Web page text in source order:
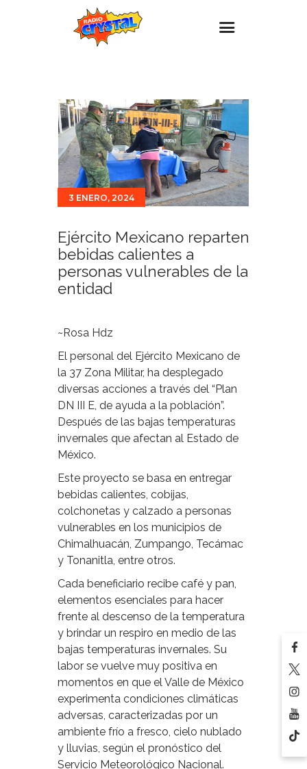
Estaciones
Eventos
Promociones
Noticias
Para ti
3 ENERO, 2024
Ejército Mexicano reparten
bebidas calientes a
personas vulnerables de la
entidad
~Rosa Hdz
El personal del Ejército Mexicano de
la 37 Zona Militar, ha desplegado
diversas acciones a través del “Plan
DN III E, de ayuda a la población”.
Después de las bajas temperaturas
invernales que afectan al Estado de
México.
Este proyecto se basa en entregar
bebidas calientes, cobijas,
colchonetas y calzado a personas
vulnerables en los municipios de
Chimalhuacán, Zumpango, Tecámac
y Tonanitla, entre otros.
Cada beneficiario recibe café y pan,
elementos esenciales para hacer
frente al descenso de la temperatura
y brindar un respiro en medio de las
bajas temperaturas invernales. Su
labor se vuelve muy positiva en
momentos en que el Valle de México
experimenta condiciones climáticas
adversas, caracterizadas por un
ambiente frío a fresco, cielo nublado
y lluvias, según el pronóstico del
Servicio Meteorológico Nacional.